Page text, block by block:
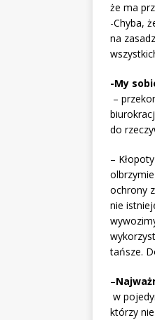
że ma
-Chyba,
na
-My
–
do
–
ochrony
nie
tańsze.
–
w
którzy